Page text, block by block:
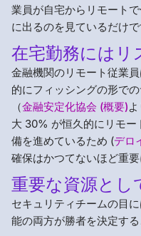
業員が自宅からリモート
に出るのを見ているだけで
在宅勤務にはリ
金融機関のリモート従業
的にフィッシングの形で
（金融安定化協会 (概要)
大 30% が恒久的にリモ
備を進めているため (デロ
確保はかつてないほど重要
重要な資源とし
セキュリティチームの目
能の両方が勝者を決定する